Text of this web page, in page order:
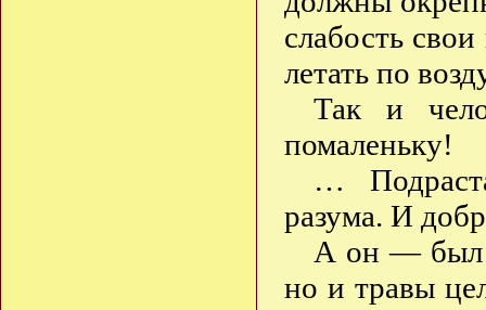
слабость
летать по
Так и
помаленьку!
…
разума. И
А он — был
но и травы